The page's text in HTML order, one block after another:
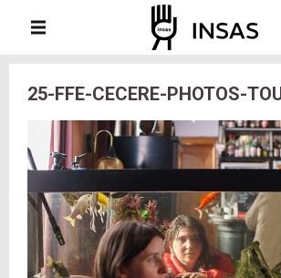
25-FFE-CECERE-PHOTOS-